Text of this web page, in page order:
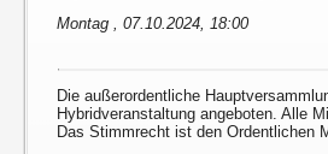
Montag , 07.10.2024, 18:00
Die außerordentliche
Hybridveranstaltung angeboten. Alle
Das Stimmrecht ist den Ordentlichen